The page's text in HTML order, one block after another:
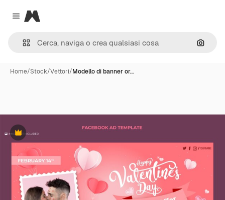
Close menu
Magnific
Cerca
Home/Stock/Vettori/Modello di banner or…
Premium